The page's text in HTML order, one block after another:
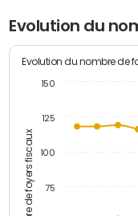
Evolution du
Nombre de foyers fiscaux
Evolution du nombre de
75
100
125
150